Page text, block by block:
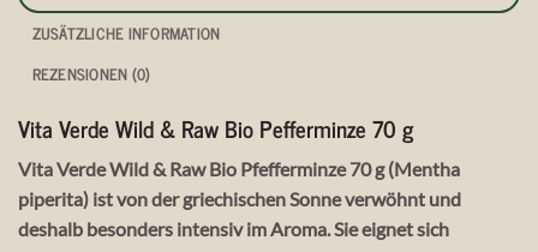
ZUSÄTZLICHE INFORMATION
REZENSIONEN (0)
Vita Verde Wild & Raw Bio Pefferminze 70 g
Vita Verde Wild & Raw Bio Pfefferminze 70 g (Mentha
piperita) ist von der griechischen Sonne verwöhnt und
deshalb besonders intensiv im Aroma. Sie eignet sich